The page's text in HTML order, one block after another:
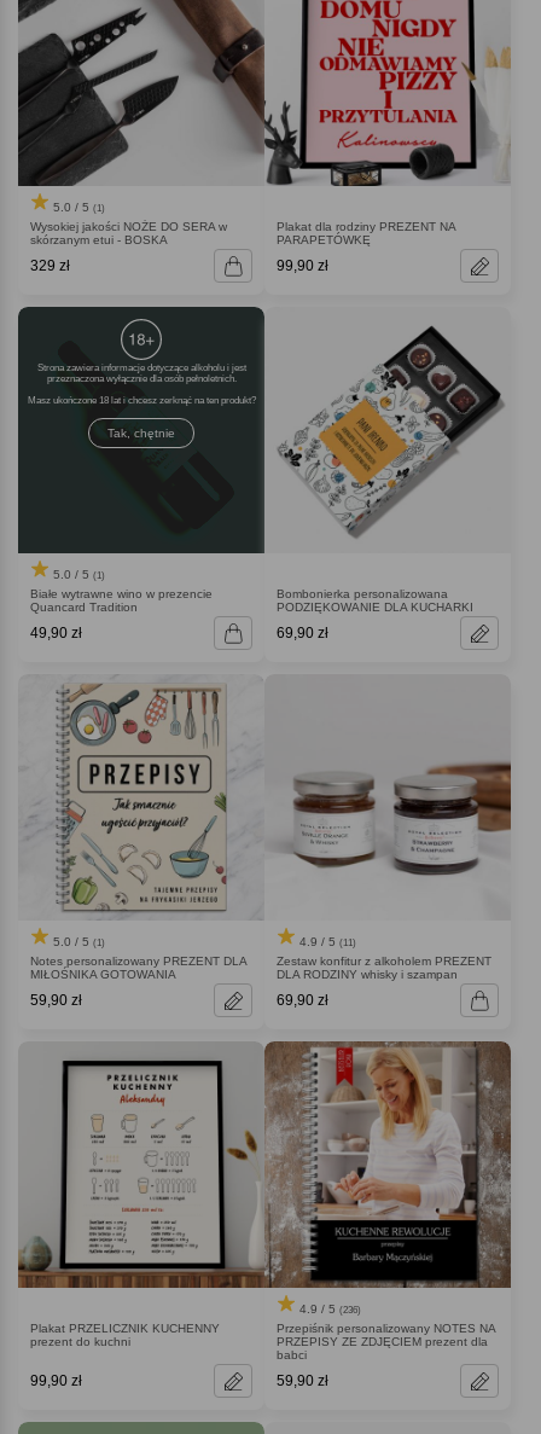
5.0 / 5 (1)
Wysokiej jakości NOŻE DO SERA w
skórzanym etui - BOSKA
329 zł
Plakat dla rodziny PREZENT NA
PARAPETÓWKĘ
99,90 zł
Strona zawiera informacje dotyczące alkoholu i jest
przeznaczona wyłącznie dla osób pełnoletnich.
Masz ukończone 18 lat i chcesz zerknąć na ten produkt
Tak, chętnie
5.0 / 5 (1)
Białe wytrawne wino w prezencie
Quancard Tradition
49,90 zł
Bombonierka personalizowana
PODZIĘKOWANIE DLA KUCHARKI
69,90 zł
5.0 / 5 (1)
Notes personalizowany PREZENT DLA
MIŁOŚNIKA GOTOWANIA
59,90 zł
4.9 / 5 (11)
Zestaw konfitur z alkoholem PREZENT
DLA RODZINY whisky i szampan
69,90 zł
Plakat PRZELICZNIK KUCHENNY
prezent do kuchni
99,90 zł
4.9 / 5 (236)
Przepiśnik personalizowany NOTES NA
PRZEPISY ZE ZDJĘCIEM prezent dla
babci
59,90 zł